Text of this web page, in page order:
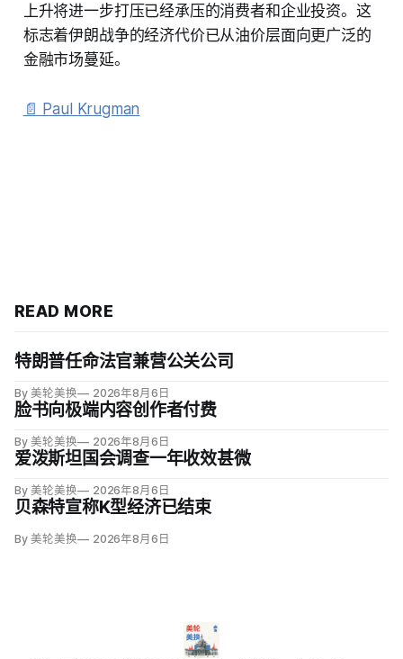
上升将进一步打压已经承压的消费者和企业投资。这
标志着伊朗战争的经济代价已从油价层面向更广泛的
金融市场蔓延。
📄 Paul Krugman
READ MORE
特朗普任命法官兼营公关公司
By 美轮美换 2026年8月6日
脸书向极端内容创作者付费
By 美轮美换 2026年8月6日
爱泼斯坦国会调查一年收效甚微
By 美轮美换 2026年8月6日
贝森特宣称K型经济已结束
By 美轮美换 2026年8月6日